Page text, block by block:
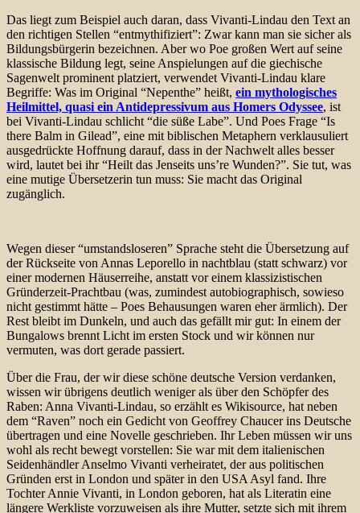
Das liegt zum Beispiel auch daran, dass Vivanti-Lindau den Text an
den richtigen Stellen “entmythifiziert”: Zwar kann man sie sicher als
Bildungsbürgerin bezeichnen. Aber wo Poe großen Wert auf seine
klassische Bildung legt, seine Anspielungen auf die giechische
Sagenwelt prominent platziert, verwendet Vivanti-Lindau klare
Begriffe: Was im Original “Nepenthe” heißt, ein mythologisches
Heilmittel, quasi ein Antidepressivum aus Homers Odyssee, ist
bei Vivanti-Lindau schlicht “die süße Labe”. Und Poes Frage “Is
there Balm in Gilead”, eine mit biblischen Metaphern verklausuliert
ausgedrückte Hoffnung darauf, dass in der Nachwelt alles besser
wird, lautet bei ihr “Heilt das Jenseits uns’re Wunden?”. Sie tut, was
eine mutige Übersetzerin tun muss: Sie macht das Original
zugänglich.
Wegen dieser “umstandsloseren” Sprache steht die Übersetzung auf
der Rückseite von Annas Leporello in nachtblau (statt schwarz) vor
einer modernen Häuserreihe, anstatt vor einem klassizistischen
Gründerzeit-Prachtbau (was, zumindest autobiographisch, sowieso
nicht gestimmt hätte – Poes Behausungen waren eher ärmlich). Der
Rest bleibt im Dunkeln, und auch das gefällt mir gut: In einem der
Bungalows brennt Licht im ersten Stock und wir können nur
vermuten, was dort gerade passiert.
Über die Frau, der wir diese schöne deutsche Version verdanken,
wissen wir übrigens deutlich weniger als über den Schöpfer des
Raben: Anna Vivanti-Lindau, so erzählt es Wikisource, hat neben
dem “Raven” noch ein Gedicht von Geoffrey Chaucer ins Deutsche
übertragen und eine Novelle geschrieben. Ihr Leben müssen wir uns
wohl als recht bewegt vorstellen: Sie war mit dem italienischen
Seidenhändler Anselmo Vivanti verheiratet, der aus politischen
Gründen erst in London und später in den USA Asyl fand. Ihre
Tochter Annie Vivanti, in London geboren, hat als Literatin eine
längere Werkliste vorzuweisen als ihre Mutter, setzte sich mit ihrem